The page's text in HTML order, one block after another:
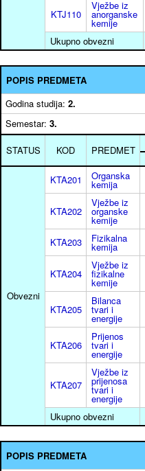
KTJ110
Vježbe iz
anorganske
kemije
Ukupno obvezni
POPIS PREDMETA
Godina studija:2.
Semestar:3.
STATUS KOD PREDMET
Obvezni
KTA201 Organska
kemija
KTA202
Vježbe iz
organske
kemije
KTA203 Fizikalna
kemija
KTA204
Vježbe iz
fizikalne
kemije
KTA205
Bilanca
tvari i
energije
KTA206
Prijenos
tvari i
energije
KTA207
Vježbe iz
prijenosa
tvari i
energije
Ukupno obvezni
POPIS PREDMETA